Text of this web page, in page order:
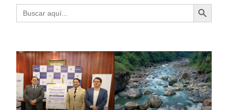
Buscar: Botón de búsqueda